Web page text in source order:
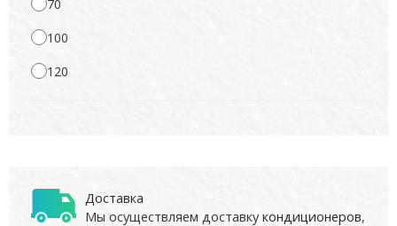
70
100
120
Доставка
Мы осуществляем доставку кондиционеров,